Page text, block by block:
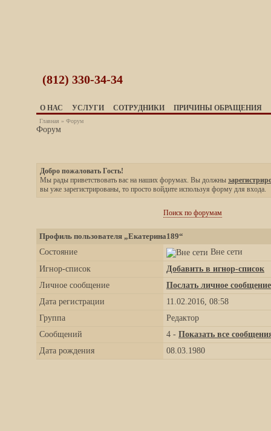
(812) 330-34-34
О НАС УСЛУГИ СОТРУДНИКИ ПРИЧИНЫ ОБРАЩЕНИЯ
Главная » Форум
Форум
Добро пожаловать Гость!
Мы рады приветствовать вас на наших форумах. Вы должны
вы уже зарегистрированы, то просто войдите используя форму для входа.
Поиск по форумам
Профиль пользователя „Екатерина189“
Состояние
Вне сети
Игнор-список
Добавить в игнор-список
Личное сообщение
Послать личное сообщение
Дата регистрации
11.02.2016, 08:58
Группа
Редактор
Сообщений
4 - Показать все
Дата рождения
08.03.1980